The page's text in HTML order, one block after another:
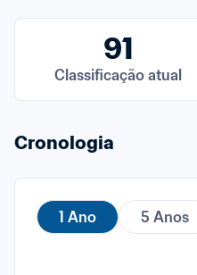
91
Classificação atual
Cronologia
1 Ano 5 Anos